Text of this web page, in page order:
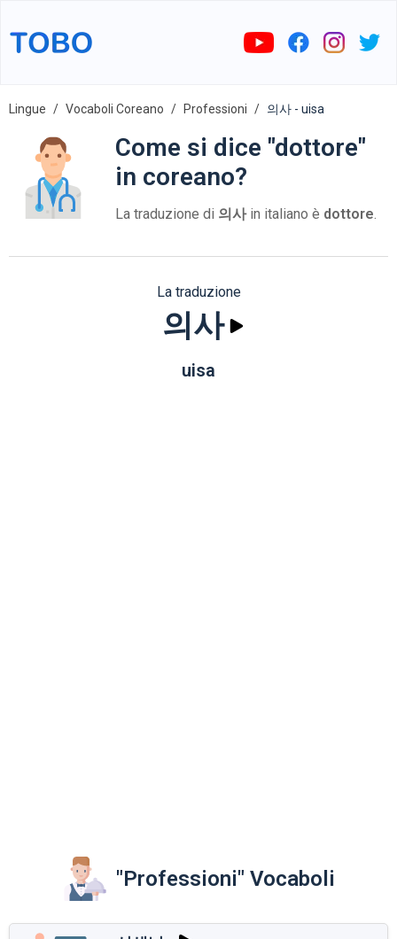
Lingue Vocaboli Coreano Professioni 의사 - uisa
Come si dice "dottore"
in coreano?
La traduzione di 의사in italiano è dottore.
La traduzione
의사
uisa
"Professioni" Vocaboli